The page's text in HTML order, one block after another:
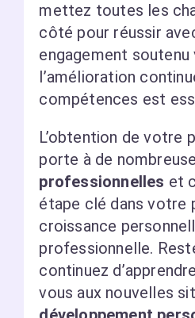
mettez toutes les
côté pour réussir
engagement soutenu
l’amélioration
compétences est
L’obtention de votre
porte à de
professionnelles et
étape clé dans votre
croissance
professionnelle.
continuez
vous aux nouvelles